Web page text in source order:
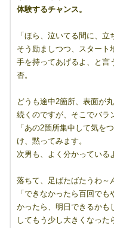
体験するチャンス。
「ほら、泣いてる間に、立
そう励ましつつ、スタート
手を持ってあげるよ、と言
否。
どうも途中2箇所、表面が
続くのですが、そこでバラ
「あの2箇所集中して気を
け、黙ってみます。
次男も、よく分かっている
落ちて、足ばたばたうわ～
「できなかったら百回で
かったら、明日できるかも
してもう少し大きくなった